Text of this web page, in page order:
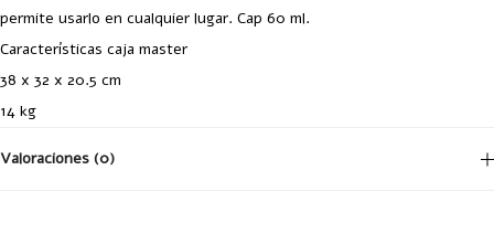
permite usarlo en cualquier lugar. Cap 60 ml.
Características caja master
38 x 32 x 20.5 cm
14 kg
Valoraciones (0)